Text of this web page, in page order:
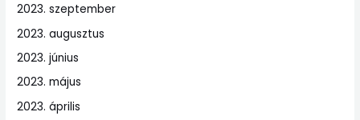
2023. szeptember
2023. augusztus
2023. június
2023. május
2023. április